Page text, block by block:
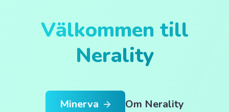
Välkommen till
Nerality
Minerva Om Nerality